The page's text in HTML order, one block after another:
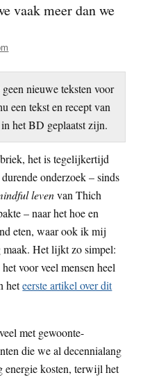
vaak meer dan we
nieuwe teksten voor
een tekst en recept van
het BD geplaatst zijn.
het is tegelijkertijd
onderzoek – sinds
levenvan Thich
– naar het hoe en
eten, waar ook ik mij
Het lijkt zo simpel:
voor veel mensen heel
heteerste artikel over dit
met gewoonte-
die we al decennialang
energie kosten, terwijl het